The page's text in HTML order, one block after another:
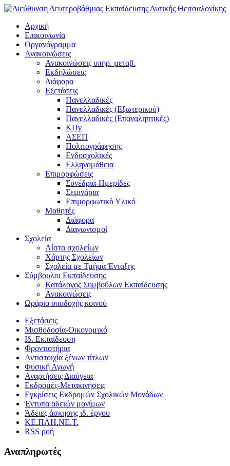
Αρχική
Επικοινωνία
Οργανόγραμμα
Ανακοινώσεις
Ανακοινώσεις υπηρ. μεταβ.
Εκδηλώσεις
Διάφορα
Εξετάσεις
Πανελλαδικές
Πανελλαδικές (Εξωτερικού)
Πανελλαδικές (Επαναληπτικές)
ΚΠγ
ΑΣΕΠ
Πολιτογράφησης
Ενδοσχολικές
Ελληνομάθεια
Επιμορφώσεις
Συνέδρια-Ημερίδες
Σεμινάρια
Επιμορφωτικό Υλικό
Μαθητές
Διάφορα
Διαγωνισμοί
Σχολεία
Λίστα σχολείων
Χάρτης Σχολείων
Σχολεία με Τμήμα Ένταξης
Σύμβουλοι Εκπαίδευσης
Κατάλογος Συμβούλων Εκπαίδευσης
Ανακοινώσεις
Ωράριο υποδοχής κοινού
Εξετάσεις
Μισθοδοσία-Οικονομικό
Ιδ. Εκπαίδευση
Φροντιστήρια
Αντιστοιχία ξένων τίτλων
Φυσική Αγωγή
Αναρτήσεις Διαύγεια
Εκδρομές-Μετακινήσεις
Εγκρίσεις Εκδρομών Σχολικών Μονάδων
Έντυπα αδειών μονίμων
Άδειες άσκησης ιδ. έργου
ΚΕ.ΠΛΗ.ΝΕ.Τ.
RSS ροή
Αναπληρωτές